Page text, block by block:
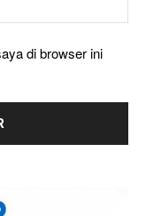
di browser ini